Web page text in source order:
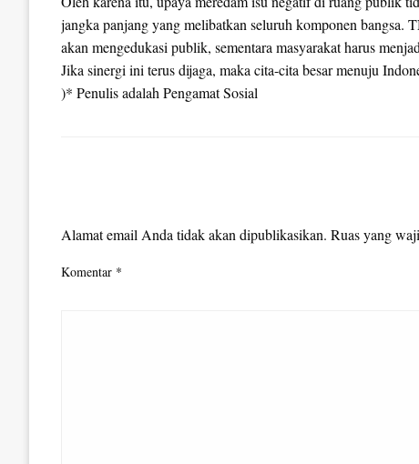
jangka panjang yang melibatkan seluruh komponen bangsa.
akan mengedukasi publik, sementara masyarakat harus
Jika sinergi ini terus dijaga, maka cita-cita besar menuju
)* Penulis adalah Pengamat Sosial
Alamat email Anda tidak akan dipublikasikan. Ruas yang
Komentar *